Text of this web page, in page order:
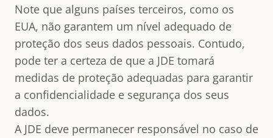
Note que alguns países terceiros, como os
EUA, não garantem um nível adequado de
proteção dos seus dados pessoais. Contudo,
pode ter a certeza de que a JDE tomará
medidas de proteção adequadas para garantir
a confidencialidade e segurança dos seus
dados.
A JDE deve permanecer responsável no caso de